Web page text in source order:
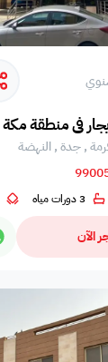
في منطقة مكة
, جدة , النهضة
3 دورات مياه
الآن